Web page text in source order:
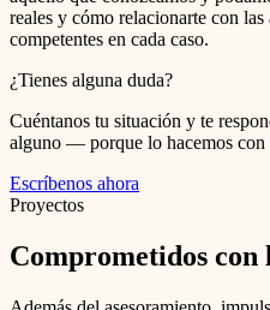
reales y cómo relacionarte con
competentes en cada caso.
¿Tienes alguna duda?
Cuéntanos tu situación y te
alguno — porque lo hacemos con
Escríbenos ahora
Proyectos
Comprometidos con